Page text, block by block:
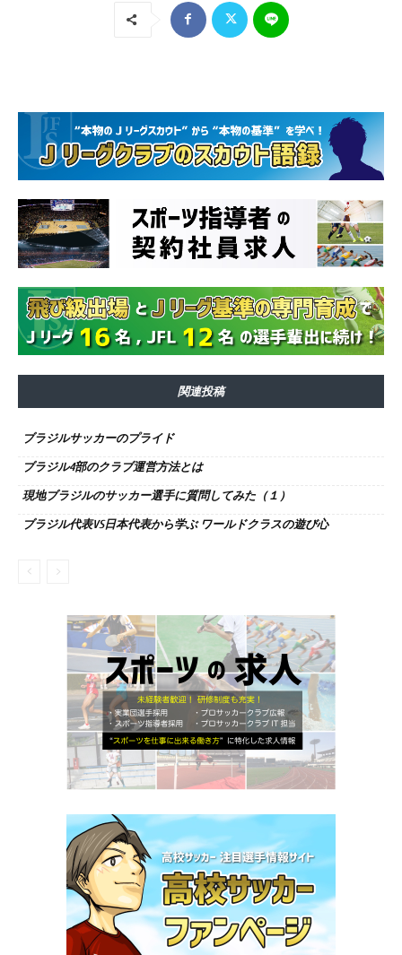
関連投稿
ブラジルサッカーのプライド
ブラジル4部のクラブ運営方法とは
現地ブラジルのサッカー選手に質問してみた（１）
ブラジル代表VS日本代表から学ぶ ワールドクラスの遊び心